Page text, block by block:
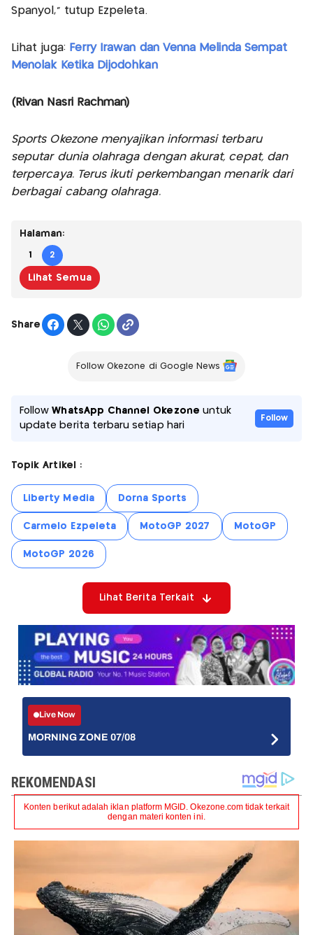
Spanyol," tutup Ezpeleta.
Lihat juga: Ferry Irawan dan Venna Melinda Sempat
Menolak Ketika Dijodohkan
(Rivan Nasri Rachman)
Sports Okezone menyajikan informasi terbaru
seputar dunia olahraga dengan akurat, cepat, dan
terpercaya. Terus ikuti perkembangan menarik dari
berbagai cabang olahraga.
Halaman:
1 2
Lihat Semua
Share
Follow Okezone di Google News
FollowWhatsApp Channel Okezone untuk
update berita terbaru setiap hari
Follow
Topik Artikel :
Liberty Media Dorna Sports
Carmelo Ezpeleta MotoGP 2027 MotoGP
MotoGP 2026
Lihat Berita Terkait
Live Now
MORNING ZONE 07/08